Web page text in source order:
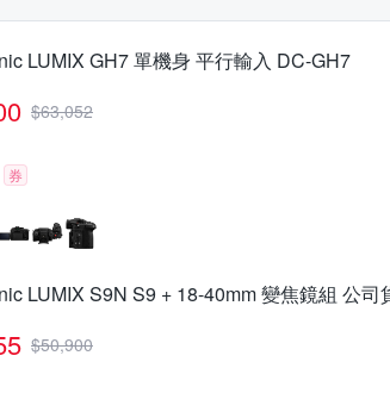
LUMIX GH7 單機身 平行輸入 DC-GH7
$63,052
券
LUMIX S9N S9 + 18-40mm 變焦鏡組 公司
$50,900